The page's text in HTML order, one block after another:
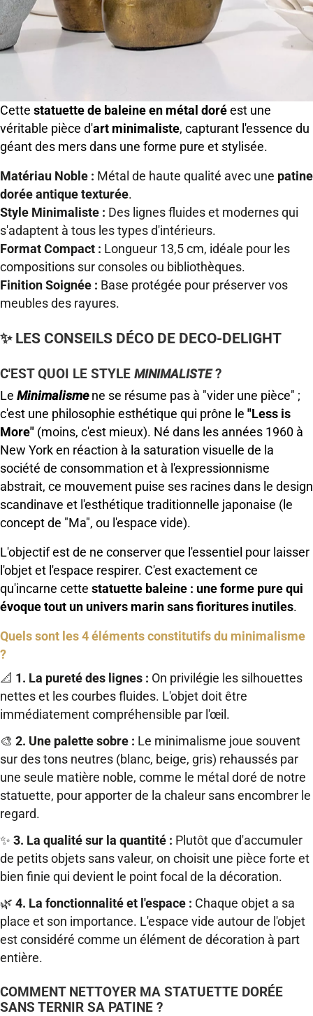
Cette statuette de baleine en métal doréest une
véritable pièce d'art minimaliste, capturant l'essence du
géant des mers dans une forme pure et stylisée.
Matériau Noble : Métal de haute qualité avec une patine
dorée antique texturée.
Style Minimaliste : Des lignes fluides et modernes qui
s'adaptent à tous les types d'intérieurs.
Format Compact : Longueur 13,5 cm, idéale pour les
compositions sur consoles ou bibliothèques.
Finition Soignée : Base protégée pour préserver vos
meubles des rayures.
✨ LES CONSEILS DÉCO DE DECO-DELIGHT
C'EST QUOI LE STYLE MINIMALISTE?
Le Minimalismene se résume pas à "vider une pièce" ;
c'est une philosophie esthétique qui prône le "Less is
More" (moins, c'est mieux). Né dans les années 1960 à
New York en réaction à la saturation visuelle de la
société de consommation et à l'expressionnisme
abstrait, ce mouvement puise ses racines dans le design
scandinave et l'esthétique traditionnelle japonaise (le
concept de "Ma", ou l'espace vide).
L'objectif est de ne conserver que l'essentiel pour laisser
l'objet et l'espace respirer. C'est exactement ce
qu'incarne cette statuette baleine : une forme pure qui
évoque tout un univers marin sans fioritures inutiles.
Quels sont les 4 éléments constitutifs du minimalisme
?
📐 1. La pureté des lignes : On privilégie les silhouettes
nettes et les courbes fluides. L'objet doit être
immédiatement compréhensible par l'œil.
🎨 2. Une palette sobre : Le minimalisme joue souvent
sur des tons neutres (blanc, beige, gris) rehaussés par
une seule matière noble, comme le métal doré de notre
statuette, pour apporter de la chaleur sans encombrer le
regard.
✨ 3. La qualité sur la quantité : Plutôt que d'accumuler
de petits objets sans valeur, on choisit une pièce forte et
bien finie qui devient le point focal de la décoration.
🌿 4. La fonctionnalité et l'espace : Chaque objet a sa
place et son importance. L'espace vide autour de l'objet
est considéré comme un élément de décoration à part
entière.
COMMENT NETTOYER MA STATUETTE DORÉE
SANS TERNIR SA PATINE ?